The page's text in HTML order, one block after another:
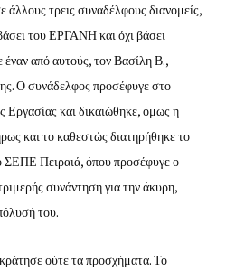
τρεις συναδέλφους διανομείς,
του ΕΡΓΑΝΗ και όχι βάσει
έναν από αυτούς, τον Βασίλη Β.,
Ο συνάδελφος προσέφυγε στο
και δικαιώθηκε, όμως η
και το καθεστώς διατηρήθηκε το
ΣΕΠΕ Πειραιά, όπου προσέφυγε ο
συνάντηση για την άκυρη,
του.
ούτε τα προσχήματα. Το